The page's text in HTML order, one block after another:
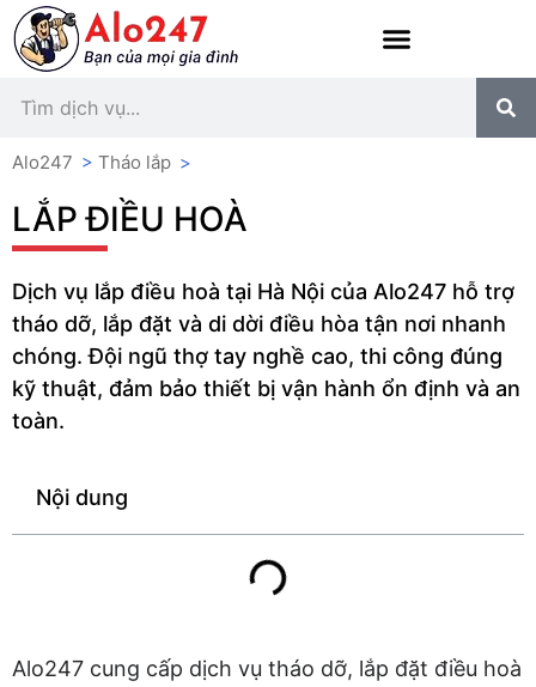
Alo247 > Tháo lắp >
LẮP ĐIỀU HOÀ
Dịch vụ lắp điều hoà tại Hà Nội của Alo247 hỗ trợ
tháo dỡ, lắp đặt và di dời điều hòa tận nơi nhanh
chóng. Đội ngũ thợ tay nghề cao, thi công đúng
kỹ thuật, đảm bảo thiết bị vận hành ổn định và an
toàn.
Nội dung
Alo247 cung cấp dịch vụ tháo dỡ, lắp đặt điều hoà